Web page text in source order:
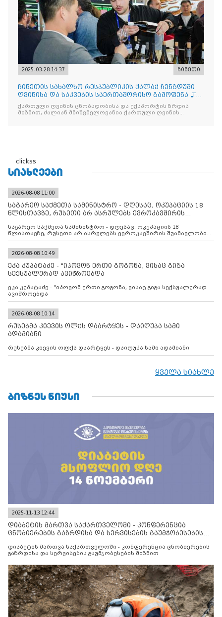
2025-03-28 14:37 ჩინეთი
ჩინეთის სახალხო რესპუბლიკის ქალაქ ჩენგდუში
ღვინისა და საკვების საერთაშორისო გამოფენა „The
China Food
ქართული ღვინის ცნობადობისა და ექსპორტის ზრდის
მიზნით, ძალიან მნიშვნელოვანია ქართული ღვინის
clickss
ᲡᲘᲐᲮᲚᲔᲔᲑᲘ
2026-08-08 11:00
საგარეო საქმეთა სამინისტრო - დღესაც, ოკუპაციის 18
წლისთავზე, რუსეთი არ ასრულებს ევროკავშირის
საგარეო საქმეთა სამინისტრო - დღესაც, ოკუპაციის 18
წლისთავზე, რუსეთი არ ასრულებს ევროკავშირის შუამავლობით
დადებულ 2008 წლის 12 აგვისტოს ცეცხლის შეწყვეტის
კონტროლს ოკუპირებულ რეგიონებში, აგრძელებს მათი
მილიტარიზაციის პროცესს და აქტიურად დგამს ნაბიჯებს მათი
ფაქტობრივი ანექსიისკენ
2026-08-08 10:49
ეკა კუპატაძე - "იპოვონ ერთი გოგონა, ვისაც გიგა
სექსუალურად ავიწროებდა
ეკა კუპატაძე - "იპოვონ ერთი გოგონა, ვისაც გიგა სექსუალურად
ავიწროებდა
2026-08-08 10:14
რუსებმა კიევის ოლქს დაარტყეს - დაიღუპა სამი
ადამიანი
რუსებმა კიევის ოლქს დაარტყეს - დაიღუპა სამი ადამიანი
ყველა სიახლე
ᲑᲘᲖᲜᲔᲡ ᲜᲘᲣᲡᲘ
2025-11-13 12:44
დიაბეტის მართვა საქართველოში - კონფერენცია
ცნობიერების გაზრდისა და სერვისების გაუმჯობესების
დიაბეტის მართვა საქართველოში - კონფერენცია ცნობიერების
გაზრდისა და სერვისების გაუმჯობესების მიზნით